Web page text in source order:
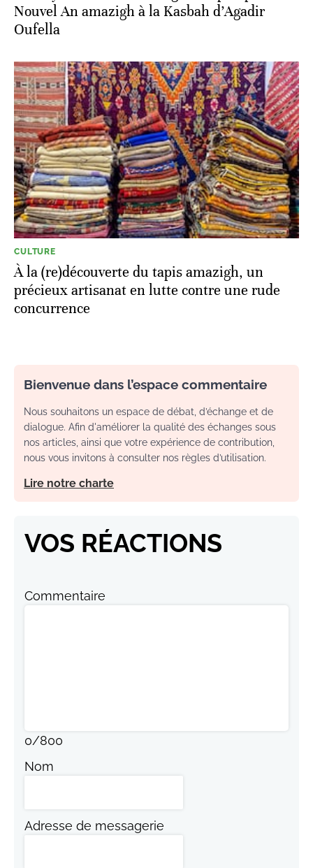
Nouvel An amazigh à la Kasbah d’Agadir
Oufella
CULTURE
À la (re)découverte du tapis amazigh, un
précieux artisanat en lutte contre une rude
concurrence
Bienvenue dans l’espace commentaire
Nous souhaitons un espace de débat, d’échange et de
dialogue. Afin d'améliorer la qualité des échanges sous
nos articles, ainsi que votre expérience de contribution,
nous vous invitons à consulter nos règles d’utilisation.
Lire notre charte
VOS RÉACTIONS
Commentaire
0/800
Nom
Adresse de messagerie